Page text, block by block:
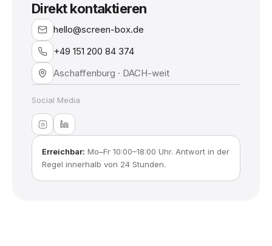
Direkt kontaktieren
hello@screen-box.de
+49 151 200 84 374
Aschaffenburg · DACH-weit
Social Media
Erreichbar: Mo–Fr 10:00–18:00 Uhr. Antwort in der
Regel innerhalb von 24 Stunden.